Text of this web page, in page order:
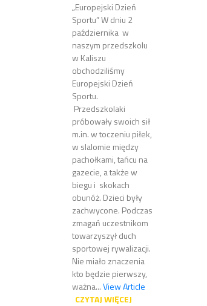
„Europejski Dzień
Sportu” W dniu 2
października w
naszym przedszkolu
w Kaliszu
obchodziliśmy
Europejski Dzień
Sportu.
Przedszkolaki
próbowały swoich sił
m.in. w toczeniu piłek,
w slalomie między
pachołkami, tańcu na
gazecie, a także w
biegu i skokach
obunóż. Dzieci były
zachwycone. Podczas
zmagań uczestnikom
towarzyszył duch
sportowej rywalizacji.
Nie miało znaczenia
kto będzie pierwszy,
ważna...View Article
CZYTAJ WIĘCEJ